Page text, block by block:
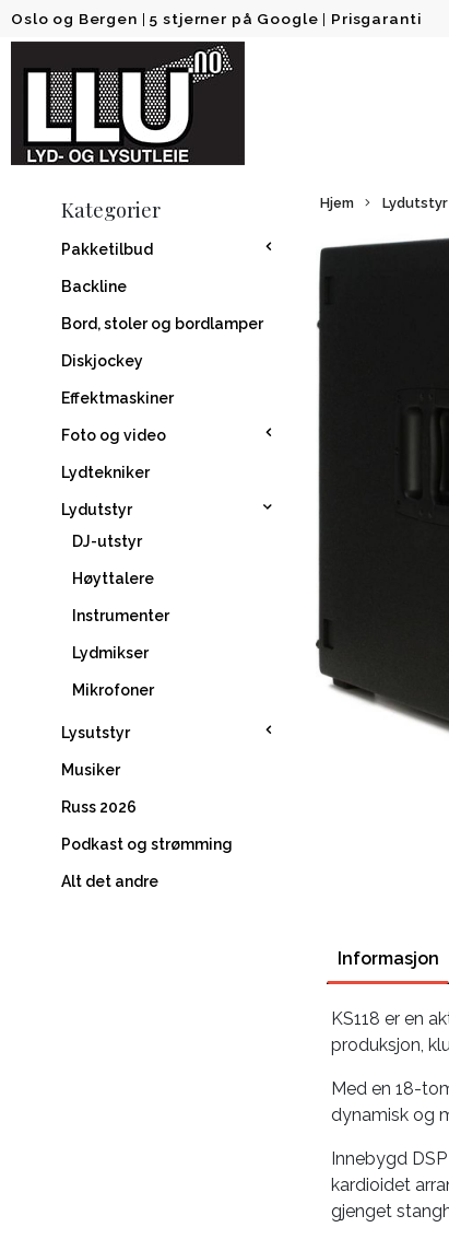
Oslo og Bergen |5 stjerner på Google | Prisgaranti
Kategorier
Pakketilbud
Backline
Bord, stoler og bordlamper
Diskjockey
Effektmaskiner
Foto og video
Lydtekniker
Lydutstyr
DJ-utstyr
Høyttalere
Instrumenter
Lydmikser
Mikrofoner
Lysutstyr
Musiker
Russ 2026
Podkast og strømming
Alt det andre
Hjem Lydutstyr
Informasjon
KS118 er en
produksjon,
Med en 18-
dynamisk og
Innebygd
kardioidet
gjenget